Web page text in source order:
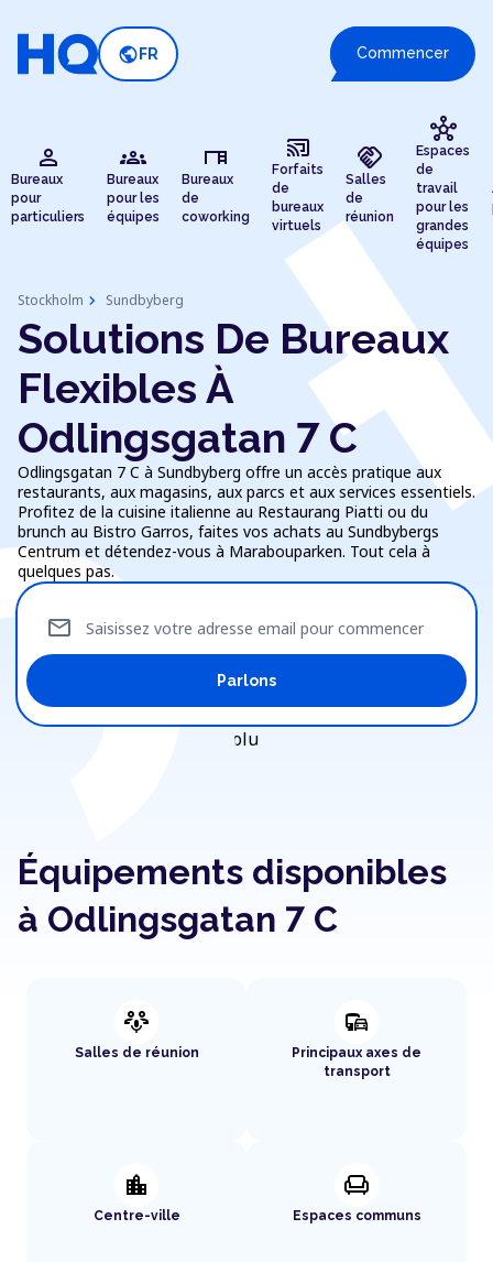
public FR Commencer
person
Bureaux
pour
particuliers
groups
Bureaux
pour les
équipes
desk
Bureaux
de
coworking
cast_connected
Forfaits
de
bureaux
virtuels
handshake
Salles
de
réunion
hub
Espaces
de
travail
pour les
grandes
équipes
Stockholm chevron_right Sundbyberg
Solutions De Bureaux
Flexibles À
Odlingsgatan 7 C
Odlingsgatan 7 C à Sundbyberg offre un accès pratique aux
restaurants, aux magasins, aux parcs et aux services essentiels.
Profitez de la cuisine italienne au Restaurang Piatti ou du
brunch au Bistro Garros, faites vos achats au Sundbybergs
Centrum et détendez-vous à Marabouparken. Tout cela à
quelques pas.
Saisissez votre adresse email pour commencer
mail
Parlons
Équipements disponibles
à Odlingsgatan 7 C
adaptive_audio_mic
Salles de réunion
commute
Principaux axes de
transport
location_city
Centre-ville
chair
Espaces communs